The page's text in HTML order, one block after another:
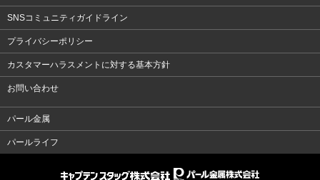
SNSコミュニティガイドライン
プライバシーポリシー
カスタマーハラスメントに対する基本方針
お問い合わせ
パール金属
パールライフ